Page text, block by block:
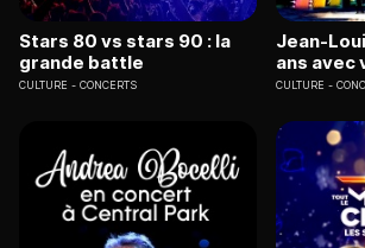
Stars 80 vs stars 90 : la
grande battle
CULTURE CONCERTS
Jean-
ans avec
CULTURE